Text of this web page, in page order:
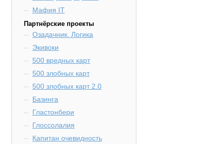
Мафия IT
Партнёрские проекты
Озадачник. Логика
Экивоки
500 вредных карт
500 злобных карт
500 злобных карт 2.0
Базинга
Гластонбери
Глоссолалия
Капитан очевидность